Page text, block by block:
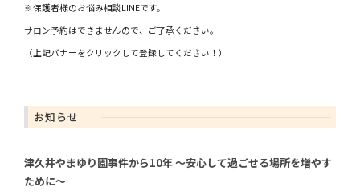
※保護者様のお悩み相談LINEです。
サロン予約はできませんので、ご了承ください。
（上記バナーをクリックして登録してください！）
お知らせ
津久井やまゆり園事件から10年 ～安心して過ごせる場所を増やす
ために～